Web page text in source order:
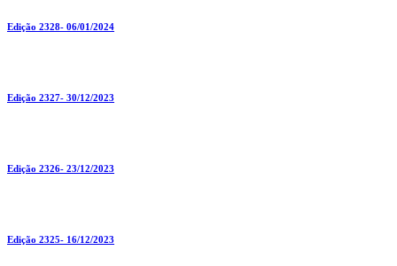
Edição 2328- 06/01/2024
Edição 2327- 30/12/2023
Edição 2326- 23/12/2023
Edição 2325- 16/12/2023